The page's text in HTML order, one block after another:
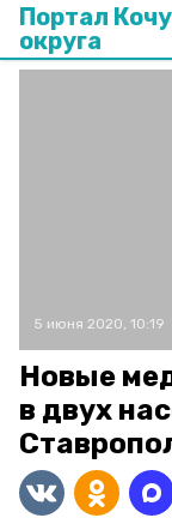
Портал
округа
5 июня 2020, 10:19
Новые
в двух